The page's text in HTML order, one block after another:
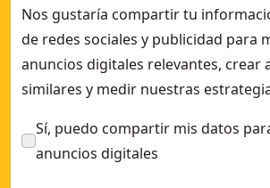
Nos gustaría compartir tu
de redes sociales y publicidad para
anuncios digitales relevantes, crear
similares y medir nuestras
Sí, puedo compartir mis datos
anuncios digitales